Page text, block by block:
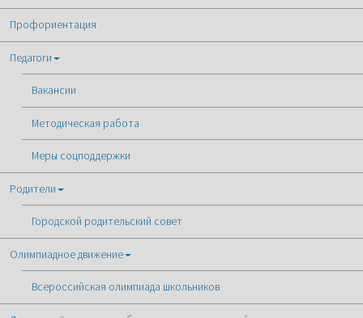
Профориентация
Педагоги
Вакансии
Методическая работа
Меры соцподдержки
Родители
Городской родительский совет
Олимпиадное движение
Всероссийская олимпиада школьников